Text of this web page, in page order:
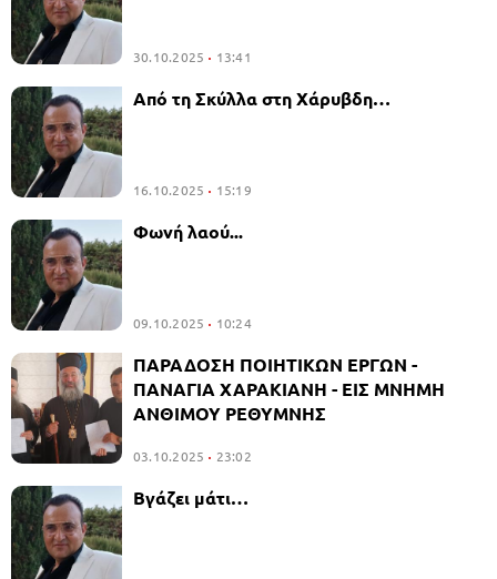
30.10.2025 13:41
Από τη Σκύλλα στη Χάρυβδη…
16.10.2025 15:19
Φωνή λαού...
09.10.2025 10:24
ΠΑΡΑΔΟΣΗ ΠΟΙΗΤΙΚΩΝ ΕΡΓΩΝ -
ΠΑΝΑΓΙΑ ΧΑΡΑΚΙΑΝΗ - ΕΙΣ ΜΝΗΜΗ
ΑΝΘΙΜΟΥ ΡΕΘΥΜΝΗΣ
03.10.2025 23:02
Βγάζει μάτι…